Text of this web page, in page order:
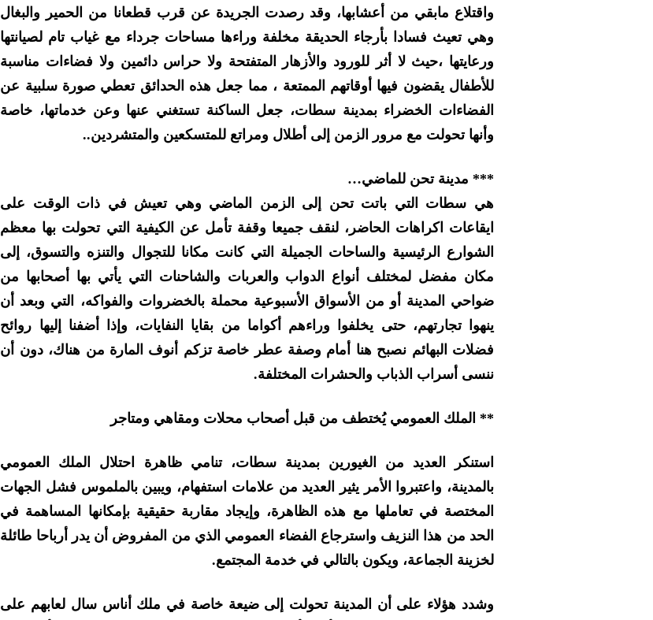
واقتلاع مابقي من أعشابها، وقد رصدت الجريدة عن قرب قطعانا من الحمير والبغال
وهي تعيث فسادا بأرجاء الحديقة مخلفة وراءها مساحات جرداء مع غياب تام لصيانتها
ورعايتها ،حيث لا أثر للورود والأزهار المتفتحة ولا حراس دائمين ولا فضاءات مناسبة
للأطفال يقضون فيها أوقاتهم الممتعة ، مما جعل هذه الحدائق تعطي صورة سلبية عن
الفضاءات الخضراء بمدينة سطات، جعل الساكنة تستغني عنها وعن خدماتها، خاصة
وأنها تحولت مع مرور الزمن إلى أطلال ومراتع للمتسكعين والمتشردين..
*** مدينة تحن للماضي…
هي سطات التي باتت تحن إلى الزمن الماضي وهي تعيش في ذات الوقت على
ايقاعات اكراهات الحاضر، لنقف جميعا وقفة تأمل عن الكيفية التي تحولت بها معظم
الشوارع الرئيسية والساحات الجميلة التي كانت مكانا للتجوال والتنزه والتسوق، إلى
مكان مفضل لمختلف أنواع الدواب والعربات والشاحنات التي يأتي بها أصحابها من
ضواحي المدينة أو من الأسواق الأسبوعية محملة بالخضروات والفواكه، التي وبعد أن
ينهوا تجارتهم، حتى يخلفوا وراءهم أكواما من بقايا النفايات، وإذا أضفنا إليها روائح
فضلات البهائم نصبح هنا أمام وصفة عطر خاصة تزكم أنوف المارة من هناك، دون أن
ننسى أسراب الذباب والحشرات المختلفة.
** الملك العمومي يُختطف من قبل أصحاب محلات ومقاهي ومتاجر
استنكر العديد من الغيورين بمدينة سطات، تنامي ظاهرة احتلال الملك العمومي
بالمدينة، واعتبروا الأمر يثير العديد من علامات استفهام، ويبين بالملموس فشل الجهات
المختصة في تعاملها مع هذه الظاهرة، وإيجاد مقاربة حقيقية بإمكانها المساهمة في
الحد من هذا النزيف واسترجاع الفضاء العمومي الذي من المفروض أن يدر أرباحا طائلة
لخزينة الجماعة، ويكون بالتالي في خدمة المجتمع.
وشدد هؤلاء على أن المدينة تحولت إلى ضيعة خاصة في ملك أناس سال لعابهم على